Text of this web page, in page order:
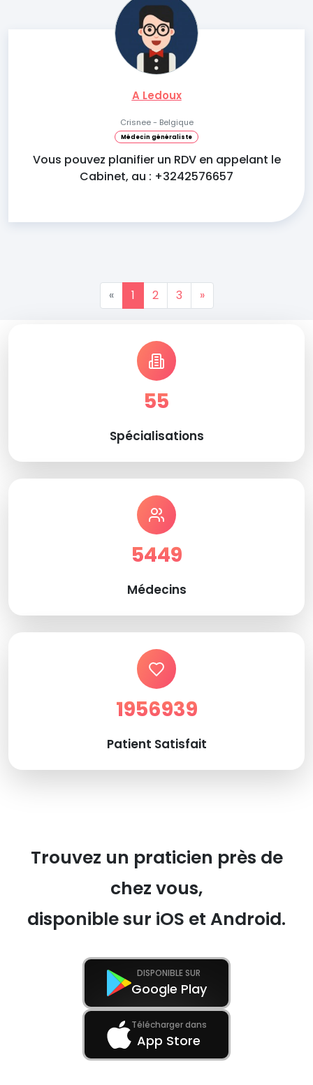
A Ledoux
Crisnee - Belgique
Médecin généraliste
Vous pouvez planifier un RDV en appelant le
Cabinet, au : +3242576657
« 1 2 3 »
55
Spécialisations
5449
Médecins
1956939
Patient Satisfait
Trouvez un praticien près de
chez vous,
disponible sur iOS et Android.
DISPONIBLE SUR
Google Play
Télécharger dans
App Store